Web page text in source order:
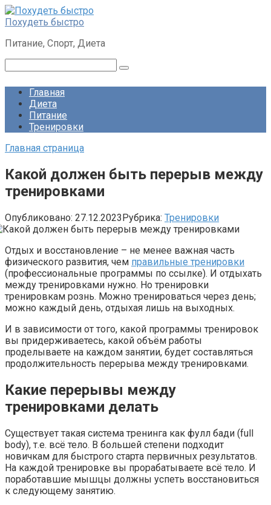
Перейти
к
Похудеть быстро
Питание, Спорт, Диета
Главная
Диета
Питание
Тренировки
Главная страница
Какой должен быть перерыв между
тренировками
Опубликовано: 27.12.2023Рубрика: Тренировки
Отдых и восстановление – не менее важная часть
физического развития, чем правильные тренировки
(профессиональные программы по ссылке). И отдыхать
между тренировками нужно. Но тренировки
тренировкам рознь. Можно тренироваться через день;
можно каждый день, отдыхая лишь на выходных.
И в зависимости от того, какой программы тренировок
вы придерживаетесь, какой объём работы
проделываете на каждом занятии, будет составляться
продолжительность перерыва между тренировками.
Какие перерывы между
тренировками делать
Существует такая система тренинга как фулл бади (full
body), т.е. всё тело. В большей степени подходит
новичкам для быстрого старта первичных результатов.
На каждой тренировке вы прорабатываете всё тело. И
поработавшие мышцы должны успеть восстановиться
к следующему занятию.